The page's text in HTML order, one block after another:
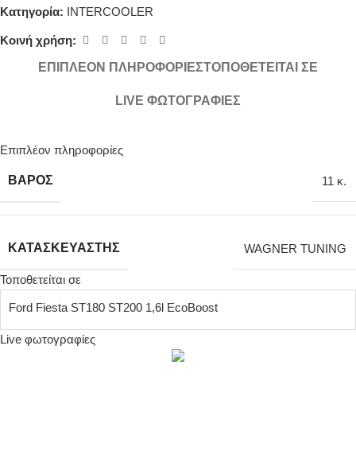
Κατηγορία: INTERCOOLER
Κοινή χρήση:
ΕΠΙΠΛΈΟΝ ΠΛΗΡΟΦΟΡΊΕΣΤΟΠΟΘΕΤΕΊΤΑΙ ΣΕ
LIVE ΦΩΤΟΓΡΑΦΊΕΣ
Επιπλέον πληροφορίες
ΒΆΡΟΣ 11 κ.
ΚΑΤΑΣΚΕΥΑΣΤΉΣ WAGNER TUNING
Τοποθετείται σε
Ford Fiesta ST180 ST200 1,6l EcoBoost
Live φωτογραφίες